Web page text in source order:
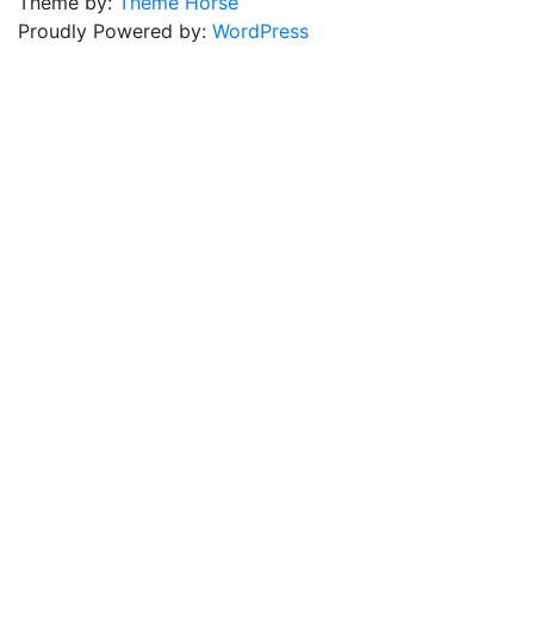
Proudly Powered by: WordPress